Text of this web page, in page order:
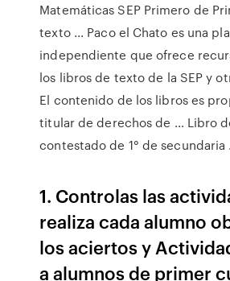
Matemáticas SEP Primero de
texto ... Paco el Chato es una
independiente que ofrece
los libros de texto de la SEP y
El contenido de los libros es
titular de derechos de … Libro
contestado de 1° de secundaria
1. Controlas las
realiza cada alumno
los aciertos y
a alumnos de primer